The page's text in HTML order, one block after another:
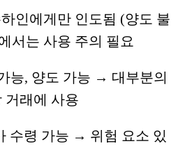
인에게만 인도됨 (양도 불
서는 사용 주의 필요
능, 양도 가능 → 대부분의
거래에 사용
수령 가능 → 위험 요소 있